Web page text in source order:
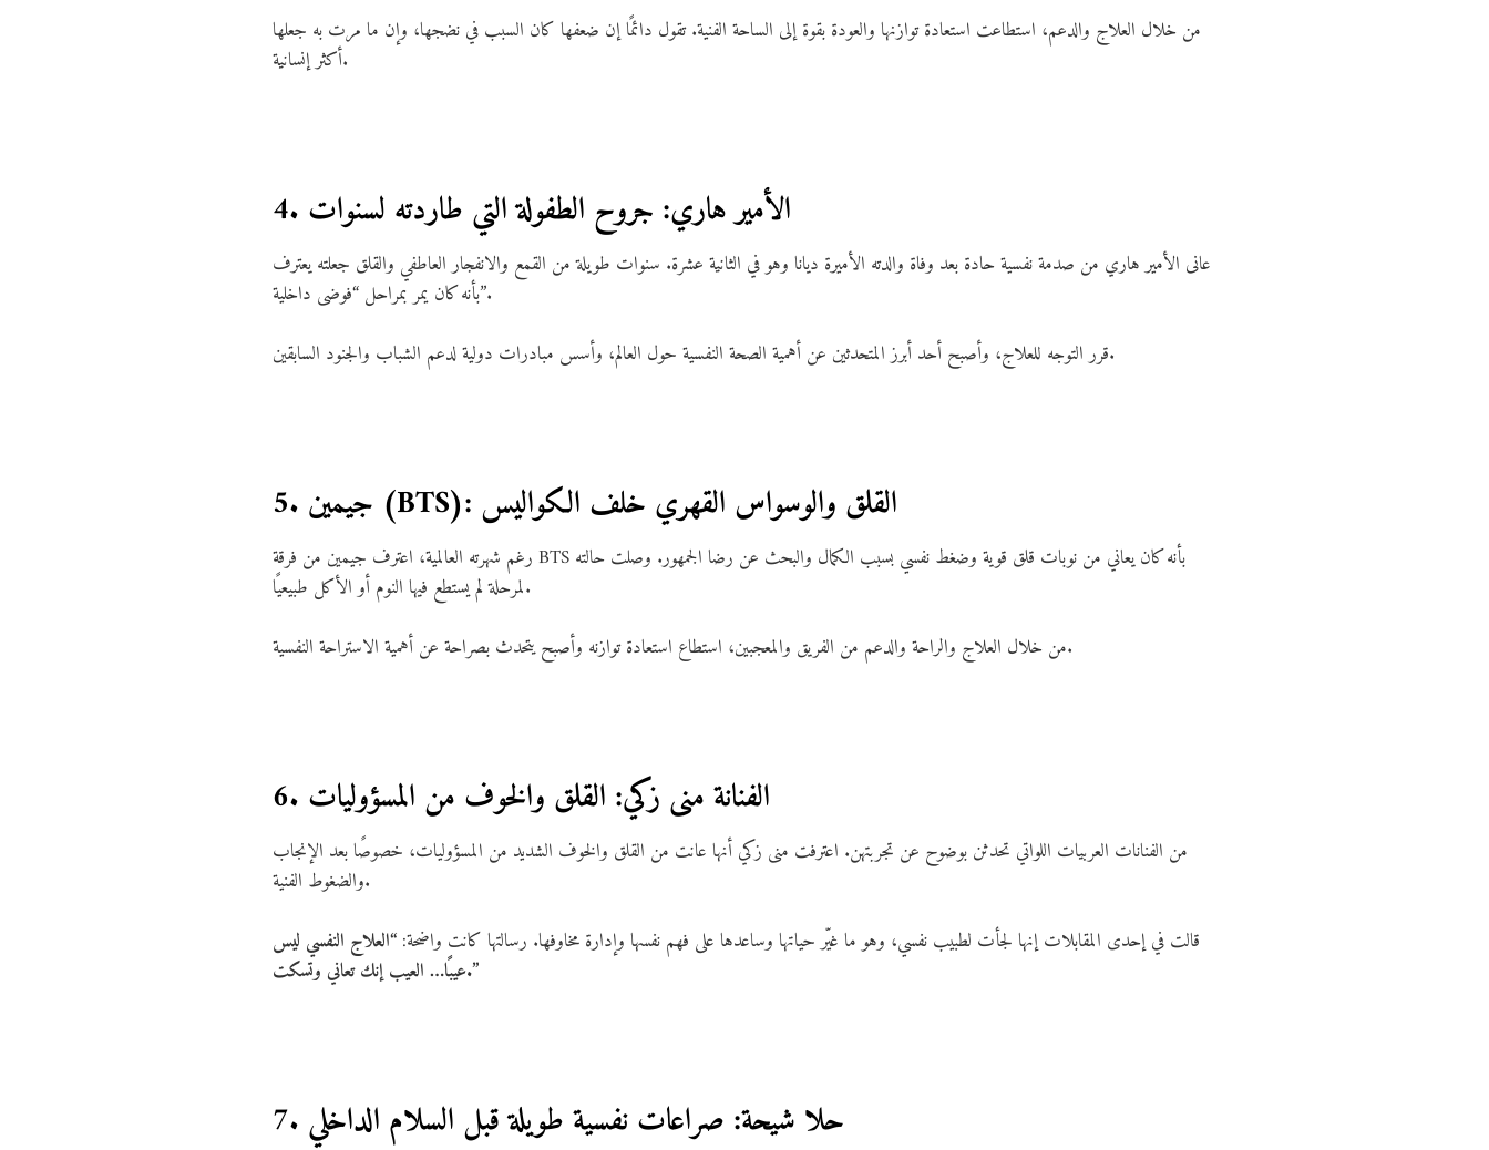
من خلال العلاج والدعم، استطاعت استعادة توازنها والعودة بقوة إلى الساحة الفنية. تقول دائمًا إن ضعفها كان السبب في نضجها، وإن ما مرت به جعلها
أكثر إنسانية.
4. الأمير هاري: جروح الطفولة التي طاردته لسنوات
عانى الأمير هاري من صدمة نفسية حادة بعد وفاة والدته الأميرة ديانا وهو في الثانية عشرة. سنوات طويلة من القمع والانفجار العاطفي والقلق جعلته يعترف
بأنه كان يمر بمراحل “فوضى داخلية”.
قرر التوجه للعلاج، وأصبح أحد أبرز المتحدثين عن أهمية الصحة النفسية حول العالم، وأسس مبادرات دولية لدعم الشباب والجنود السابقين.
5. جيمين (BTS): القلق والوسواس القهري خلف الكواليس
رغم شهرته العالمية، اعترف جيمين من فرقة BTS بأنه كان يعاني من نوبات قلق قوية وضغط نفسي بسبب الكمال والبحث عن رضا الجمهور. وصلت حالته
لمرحلة لم يستطع فيها النوم أو الأكل طبيعيًا.
من خلال العلاج والراحة والدعم من الفريق والمعجبين، استطاع استعادة توازنه وأصبح يتحدث بصراحة عن أهمية الاستراحة النفسية.
6. الفنانة منى زكي: القلق والخوف من المسؤوليات
من الفنانات العربيات اللواتي تحدثن بوضوح عن تجربتهن. اعترفت منى زكي أنها عانت من القلق والخوف الشديد من المسؤوليات، خصوصًا بعد الإنجاب
والضغوط الفنية.
قالت في إحدى المقابلات إنها لجأت لطبيب نفسي، وهو ما غيّر حياتها وساعدها على فهم نفسها وإدارة مخاوفها. رسالتها كانت واضحة: “العلاج النفسي ليس
عيبًا… العيب إنك تعاني وتسكت.”
7. حلا شيحة: صراعات نفسية طويلة قبل السلام الداخلي